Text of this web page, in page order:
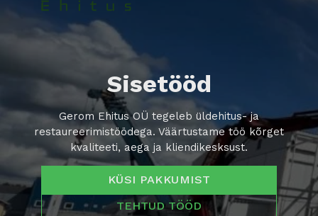
Sisetööd
Gerom Ehitus OÜ tegeleb üldehitus- ja
restaureerimistöödega. Väärtustame töö kõrget
kvaliteeti, aega ja kliendikesksust.
KÜSI PAKKUMIST
TEHTUD TÖÖD